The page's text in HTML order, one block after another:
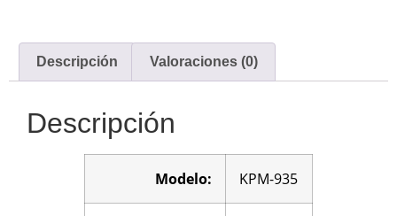
Descripción Valoraciones (0)
Descripción
Modelo: KPM-935